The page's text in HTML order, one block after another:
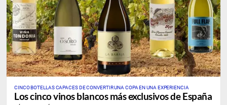
CINCO BOTELLAS CAPACES DE CONVERTIR UNA COPA EN UNA EXPERIENCIA
Los cinco vinos blancos más exclusivos de España